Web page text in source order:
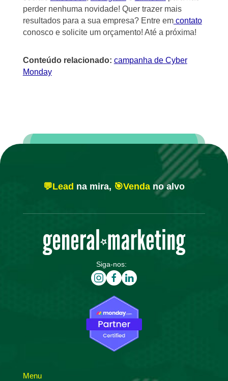
perder nenhuma novidade! Quer trazer mais
resultados para a sua empresa? Entre emcontato
conosco e solicite um orçamento! Até a próxima!
Conteúdo relacionado: campanha de Cyber
Monday
💬Lead na mira, 🎯Vendano alvo
Siga-nos:
Menu